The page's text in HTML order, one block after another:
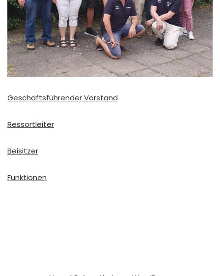
Geschäftsführender Vorstand
Ressortleiter
Beisitzer
Funktionen